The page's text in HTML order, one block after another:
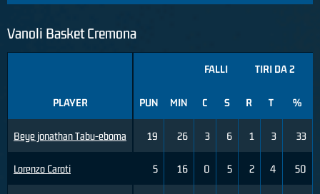
Vanoli Basket Cremona
PLAYER
Beye jonathan Tabu-eboma
Lorenzo Caroti
FALLI TIRI DA 2
PUN MIN C S R T %
19 26 3 6 1 3 33
5 16 0 5 2 4 50